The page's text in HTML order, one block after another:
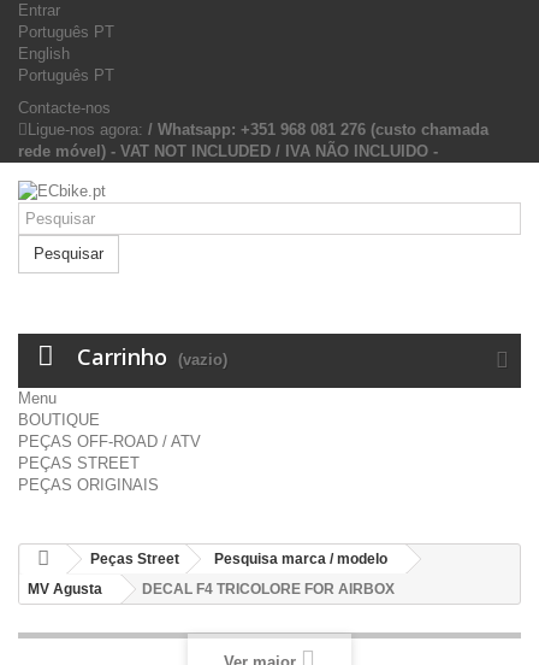
Entrar
Português PT
English
Português PT
Contacte-nos
Ligue-nos agora: / Whatsapp: +351 968 081 276 (custo chamada
rede móvel) - VAT NOT INCLUDED / IVA NÃO INCLUIDO -
Pesquisar
Carrinho (vazio)
Menu
BOUTIQUE
PEÇAS OFF-ROAD / ATV
PEÇAS STREET
PEÇAS ORIGINAIS
Peças Street
Pesquisa marca / modelo
MV Agusta
DECAL F4 TRICOLORE FOR AIRBOX